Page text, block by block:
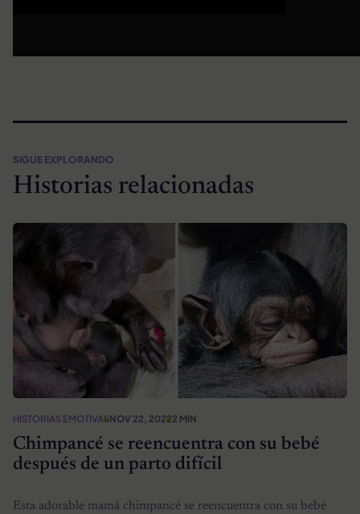
SIGUE EXPLORANDO
Historias relacionadas
HISTORIAS EMOTIVASNOV 22, 20222 MIN
Chimpancé se reencuentra con su bebé
después de un parto difícil
Esta adorable mamá chimpancé se reencuentra con su bebé